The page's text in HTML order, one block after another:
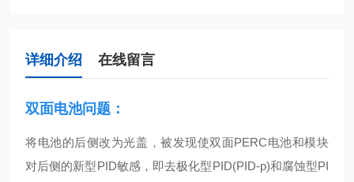
详细介绍 在线留言
双面电池问题：
将电池的后侧改为光盖，被发现使双面PERC电池和模块
对后侧的新型PID敏感，即去极化型PID(PID-p)和腐蚀型PI